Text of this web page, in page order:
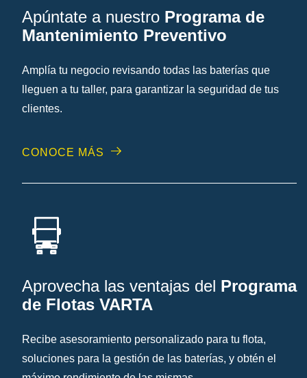
Apúntate a nuestro Programa de
Mantenimiento Preventivo
Amplía tu negocio revisando todas las baterías que
lleguen a tu taller, para garantizar la seguridad de tus
clientes.
CONOCE MÁS
Aprovecha las ventajas del Programa
de Flotas VARTA
Recibe asesoramiento personalizado para tu flota,
soluciones para la gestión de las baterías, y obtén el